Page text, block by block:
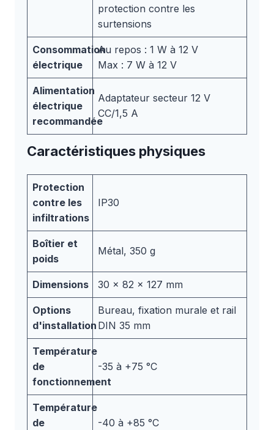
protection contre les
surtensions
Consommation
électrique
Au repos : 1 W à 12 V
Max : 7 W à 12 V
Alimentation
électrique
recommandée
Adaptateur secteur 12 V
CC/1,5 A
Caractéristiques physiques
Protection
contre les
infiltrations
IP30
Boîtier et
poids
Métal, 350 g
Dimensions 30 x 82 x 127 mm
Options
d'installation
Bureau, fixation murale et rail
DIN 35 mm
Température
de
fonctionnement
-35 à +75 °C
Température
de
-40 à +85 °C